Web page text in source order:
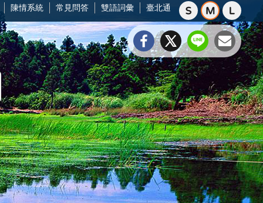
陳情系統 常見問答 雙語詞彙 臺北通